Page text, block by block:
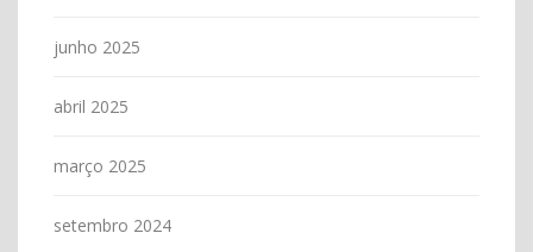
junho 2025
abril 2025
março 2025
setembro 2024